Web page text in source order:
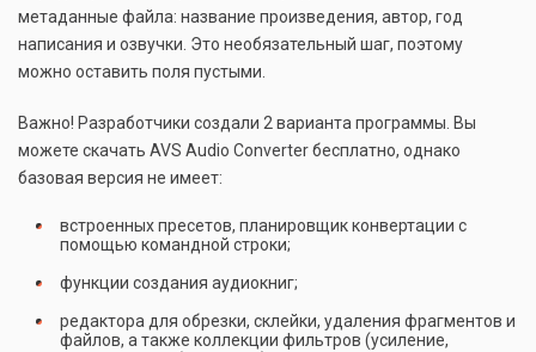
метаданные файла: название произведения, автор, год
написания и озвучки. Это необязательный шаг, поэтому
можно оставить поля пустыми.
Важно! Разработчики создали 2 варианта программы. Вы
можете скачать AVS Audio Converter бесплатно, однако
базовая версия не имеет:
встроенных пресетов, планировщик конвертации с
помощью командной строки;
функции создания аудиокниг;
редактора для обрезки, склейки, удаления фрагментов и
файлов, а также коллекции фильтров (усиление,